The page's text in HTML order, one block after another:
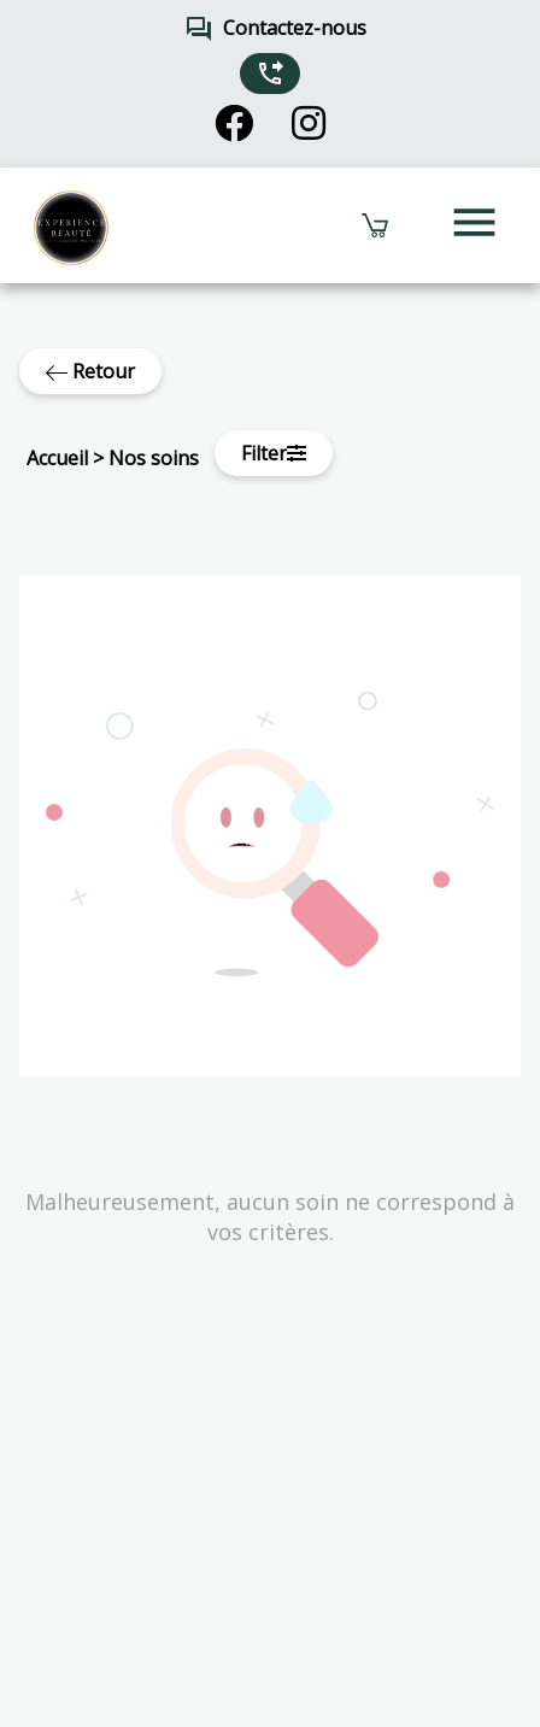
forum Contactez-nous
phone_forwarded
menu
Retour
Accueil >Nos soins Filter
Malheureusement, aucun soin ne correspond à
vos critères.